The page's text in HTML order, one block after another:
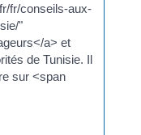
fr/conseils-aux-
"
a> et
de Tunisie. Il
sur <span